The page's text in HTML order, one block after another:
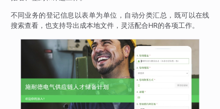
不同业务的登记信息以表单为单位，自动分类汇总，既可以在线
搜索查看，也支持导出成本地文件，灵活配合HR的各项工作。